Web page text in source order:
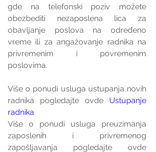
gde na telefonski poziv možete
obezbediti nezaposlena lica za
obavljanje poslova na određeno
vreme ili za angažovanje radnika na
privremenim i povremenim
poslovima.
Više o ponudi usluga ustupanja novih
radnika pogledajte ovde Ustupanje
radnika
Više o ponudi usluga preuzimanja
zaposlenih i privremenog